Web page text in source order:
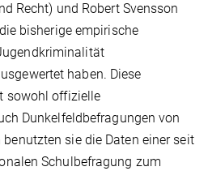
Recht) und Robert Svensson
bisherige empirische
haben. Diese
sowohl offizielle
Dunkelfeldbefragungen von
sie die Daten einer seit
Schulbefragung zum